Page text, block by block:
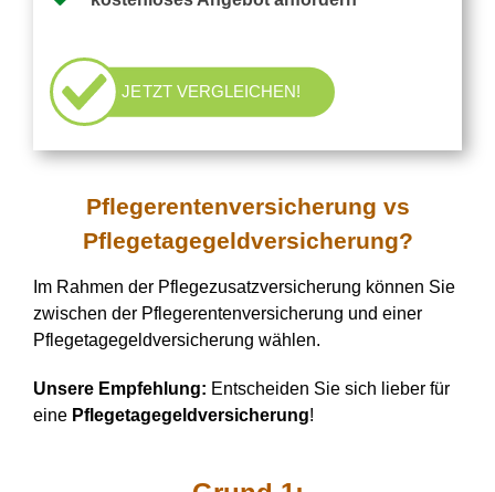
JETZT VERGLEICHEN!
Pflegerentenversicherung vs
Pflegetagegeldversicherung?
Im Rahmen der Pflegezusatzversicherung können Sie
zwischen der Pflegerentenversicherung und einer
Pflegetagegeldversicherung wählen.
Unsere Empfehlung: Entscheiden Sie sich lieber für
eine Pflegetagegeldversicherung!